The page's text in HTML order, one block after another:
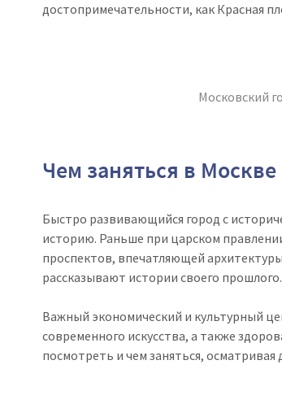
достопримечательности, как Красная
Московский
Чем заняться в Москве
Быстро развивающийся город с
историю. Раньше при царском
проспектов, впечатляющей
рассказывают истории своего прошлого.
Важный экономический и культурный
современного искусства, а также
посмотреть и чем заняться,